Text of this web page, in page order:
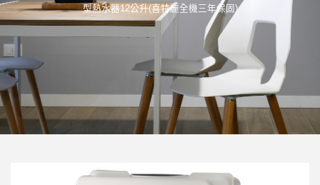
型熱水器12公升(喜特麗全機三年保固)